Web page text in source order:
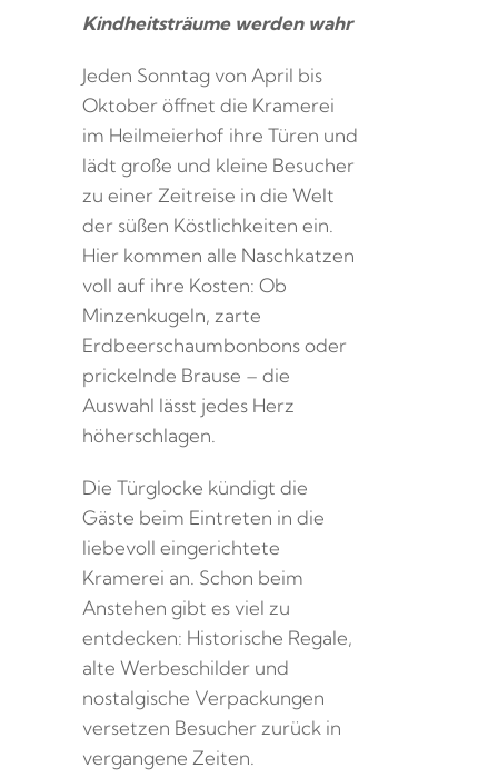
Kindheitsträume werden wahr
Jeden Sonntag von April bis
Oktober öffnet die Kramerei
im Heilmeierhof ihre Türen und
lädt große und kleine Besucher
zu einer Zeitreise in die Welt
der süßen Köstlichkeiten ein.
Hier kommen alle Naschkatzen
voll auf ihre Kosten: Ob
Minzenkugeln, zarte
Erdbeerschaumbonbons oder
prickelnde Brause – die
Auswahl lässt jedes Herz
höherschlagen.
Die Türglocke kündigt die
Gäste beim Eintreten in die
liebevoll eingerichtete
Kramerei an. Schon beim
Anstehen gibt es viel zu
entdecken: Historische Regale,
alte Werbeschilder und
nostalgische Verpackungen
versetzen Besucher zurück in
vergangene Zeiten.